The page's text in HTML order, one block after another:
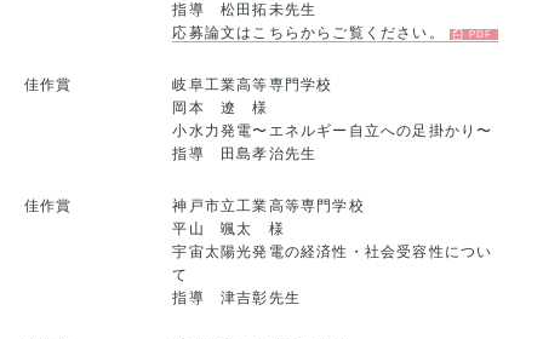
指導 松田拓未先生
応募論文はこちらからご覧ください。
佳作賞
岐阜工業高等専門学校
岡本 遼 様
小水力発電〜エネルギー自立への足掛かり〜
指導 田島孝治先生
佳作賞
神戸市立工業高等専門学校
平山 颯太 様
宇宙太陽光発電の経済性・社会受容性につい
て
指導 津吉彰先生